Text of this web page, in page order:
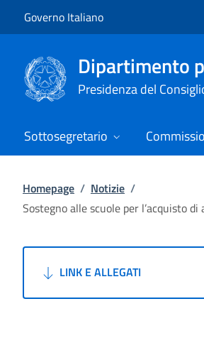
Governo Italiano
Dipartimento
Presidenza del
Sottosegretario
Homepage / Notizie /
Sostegno alle scuole per l’acquisto
LINK E ALLEGATI